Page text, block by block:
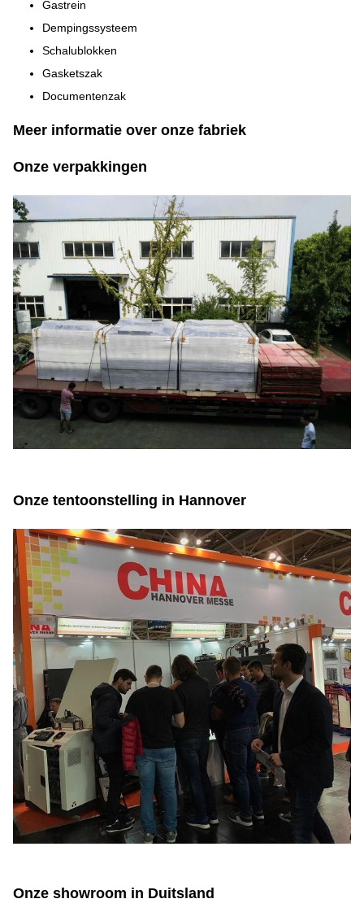
Gastrein
Dempingssysteem
Schalublokken
Gasketszak
Documentenzak
Meer informatie over onze fabriek
Onze verpakkingen
Onze tentoonstelling in Hannover
Onze showroom in Duitsland